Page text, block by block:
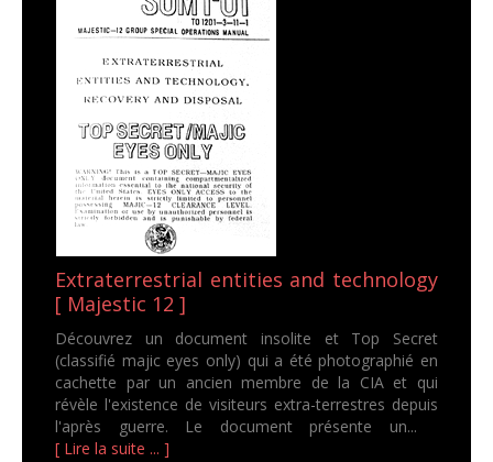
Extraterrestrial entities and technology
[ Majestic 12 ]
Découvrez un document insolite et Top Secret
(classifié majic eyes only) qui a été photographié en
cachette par un ancien membre de la CIA et qui
révèle l'existence de visiteurs extra-terrestres depuis
l'après guerre. Le document présente un...
[ Lire la suite ... ]